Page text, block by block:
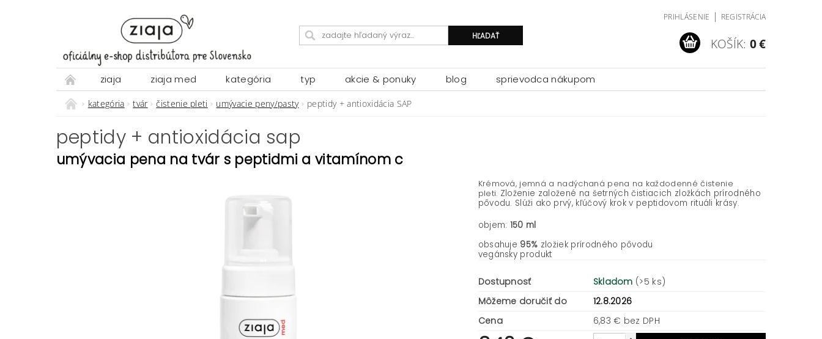
PRIHLÁSENIE | REGISTRÁCIA
KOŠÍK: 0 €
ziaja ziaja med kategória typ akcie & ponuky blog sprievodca nákupom
kategória tvár čistenie pleti umývacie peny/pasty peptidy + antioxidácia SAP
peptidy + antioxidácia sap
umývacia pena na tvár s peptidmi a vitamínom c
Krémová, jemná a nadýchaná pena na každodenné čistenie
pleti. Zloženie založené na šetrných čistiacich zložkách prírodného
pôvodu. Slúži ako prvý, kľúčový krok v peptidovom rituáli krásy.
objem: 150 ml
obsahuje 95% zložiek prírodného pôvodu
vegánsky produkt
Dostupnosť Skladom (>5 ks)
Môžeme doručiť do
12.8.2026
Cena
6,83 € bez DPH